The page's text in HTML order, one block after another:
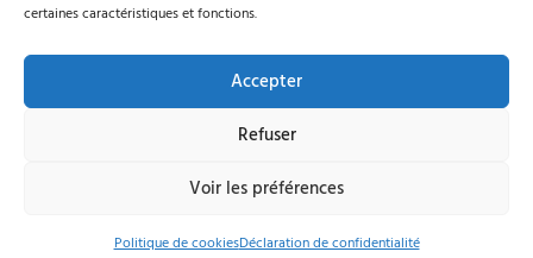
certaines caractéristiques et fonctions.
Accepter
Refuser
Voir les préférences
Politique de cookiesDéclaration de confidentialité
Pièces |
FacebookInstagram
Nous contacter